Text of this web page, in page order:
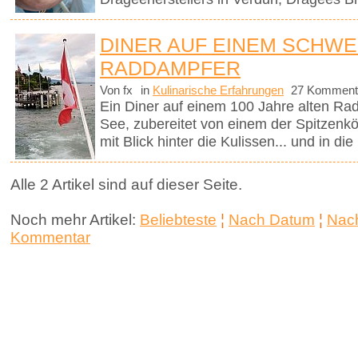
DINER AUF EINEM
RADDAMPFER
Von fx in Kulinarische Erfahrungen 27
Ein Diner auf einem 100 Jahre alten
See, zubereitet von einem der
mit Blick hinter die Kulissen... und in die
Alle 2 Artikel sind auf dieser Seite.
Noch mehr Artikel: Beliebteste ¦ Nach Datum ¦
Kommentar